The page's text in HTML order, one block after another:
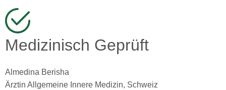
Medizinisch Geprüft
Almedina Berisha
Ärztin Allgemeine Innere Medizin, Schweiz